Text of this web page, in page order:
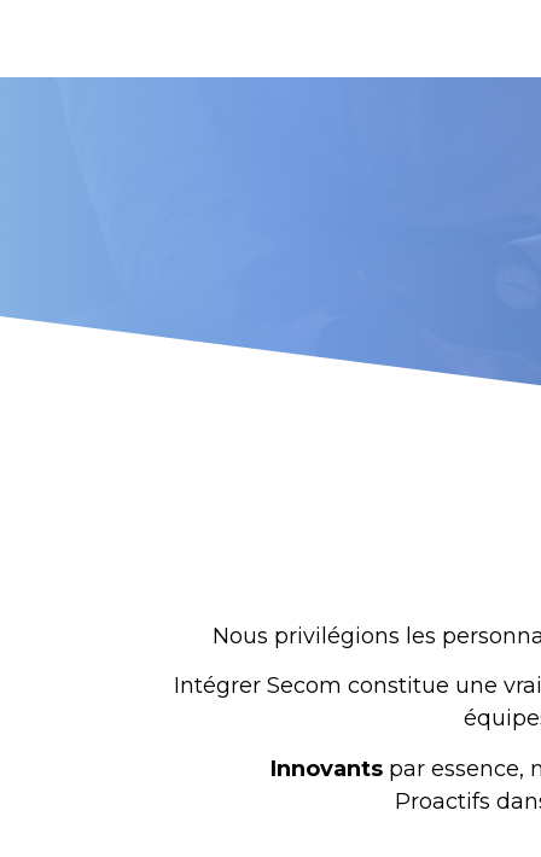
Nous privilégions les
Intégrer Secom constitue une
Innovants par essence,
Proactifs